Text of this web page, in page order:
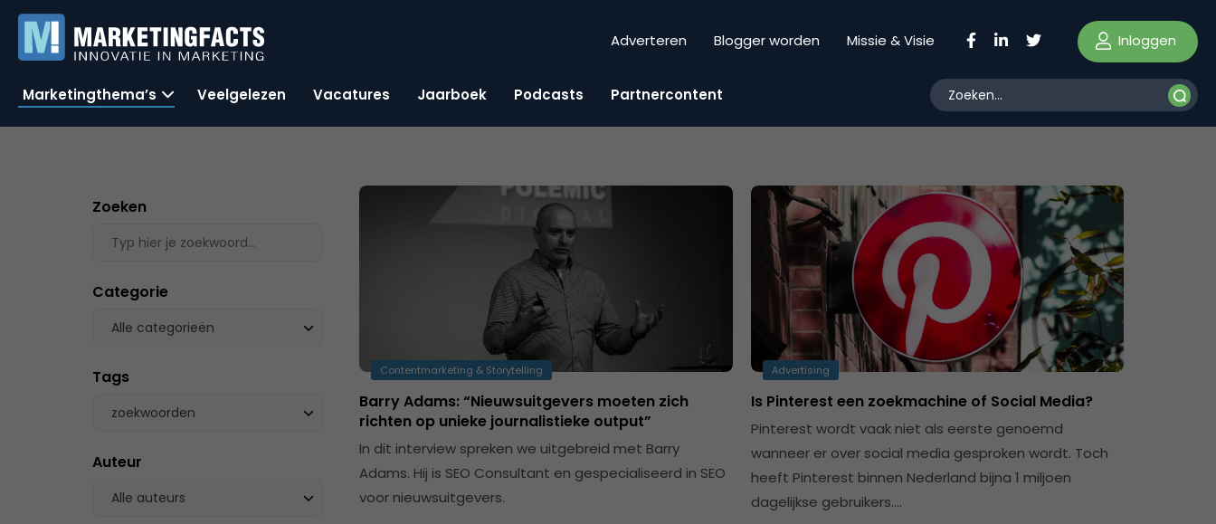
Adverteren Blogger worden Missie & Visie Inloggen
Marketingthema’s Veelgelezen Vacatures Jaarboek Podcasts Partnercontent
Zoeken
Categorie
Alle categorieën
Tags
zoekwoorden
Auteur
Alle auteurs
Contentmarketing & Storytelling
Barry Adams: “Nieuwsuitgevers moeten zich
richten op unieke journalistieke output”
In dit interview spreken we uitgebreid met Barry
Adams. Hij is SEO Consultant en gespecialiseerd in SEO
voor nieuwsuitgevers.
Advertising
Is Pinterest een zoekmachine of Social Media?
Pinterest wordt vaak niet als eerste genoemd
wanneer er over social media gesproken wordt. Toch
heeft Pinterest binnen Nederland bijna 1 miljoen
dagelijkse gebruikers....